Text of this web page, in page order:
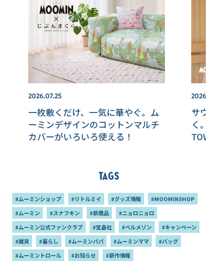
2026.07.25
一枚敷くだけ、一気に華やぐ。ム
ーミンデザインのコットンマルチ
カバーがいろいろ使える！
サウ
く。
Tags
#ムーミンショップ #リトルミイ #グッズ情報
#MOOMINSHOP
#ムーミン
#スナフキン #新商品
#ニョロニョロ
#ムーミン公式ファンクラブ
#宝島社 #ベルメゾン
#キャンペーン
#雑貨
#暮らし #ムーミンパパ #ムーミンママ
#バッグ
#ムーミントロール
#お知らせ #新作情報